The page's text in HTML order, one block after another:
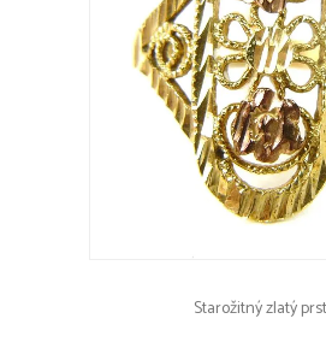
Starožitný zlatý